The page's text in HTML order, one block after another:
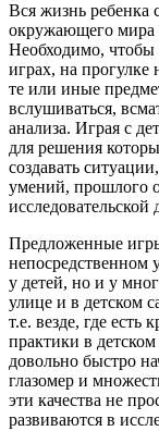
Вся жизнь ребенка
окружающего мира
Необходимо,
играх, на прогулке
те или иные
вслушиваться,
анализа. Играя с
для решения
создавать
умений, прошлого
исследовательской
Предложенные
непосредственном
у детей, но и у
улице и в детском
т.е. везде, где есть
практики в
довольно быстро
глазомер и
эти качества не
развиваются в